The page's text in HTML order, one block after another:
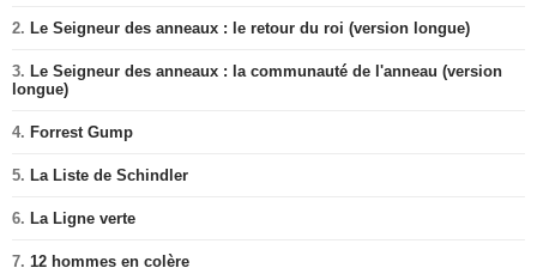
2. Le Seigneur des anneaux : le retour du roi (version longue)
3. Le Seigneur des anneaux : la communauté de l'anneau (version
longue)
4. Forrest Gump
5. La Liste de Schindler
6. La Ligne verte
7. 12 hommes en colère